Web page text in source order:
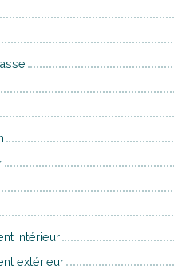
intérieur
extérieur